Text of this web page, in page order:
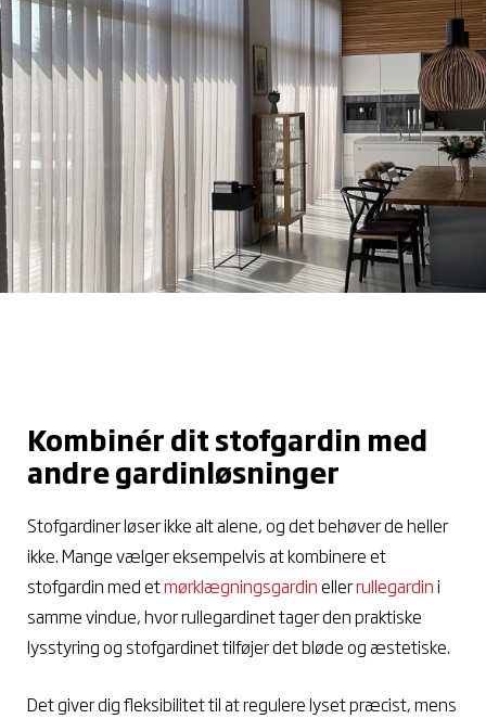
Kombinér dit stofgardin med
andre gardinløsninger
Stofgardiner løser ikke alt alene, og det behøver de heller
ikke. Mange vælger eksempelvis at kombinere et
stofgardin med etmørklægningsgardinellerrullegardini
samme vindue, hvor rullegardinet tager den praktiske
lysstyring og stofgardinet tilføjer det bløde og æstetiske.
Det giver dig fleksibilitet til at regulere lyset præcist, mens